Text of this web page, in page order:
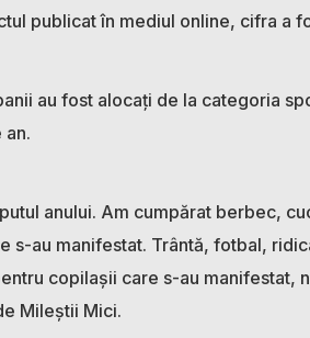
publicat în mediul online, cifra a
au fost alocați de la categoria
anului. Am cumpărat berbec,
s-au manifestat. Trântă, fotbal,
copilașii care s-au manifestat,
Mileștii Mici.